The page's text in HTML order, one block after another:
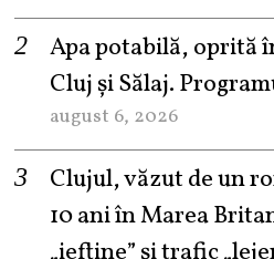
Apa potabilă, oprită
Cluj și Sălaj.
august 6, 2026
Clujul, văzut de un
10 ani în Marea